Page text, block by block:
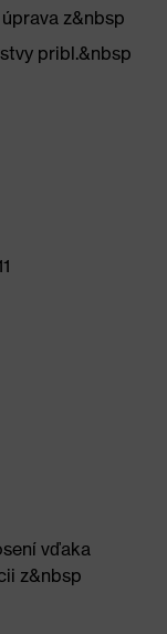
z&nbsp
pribl.&nbsp
vďaka
z&nbsp